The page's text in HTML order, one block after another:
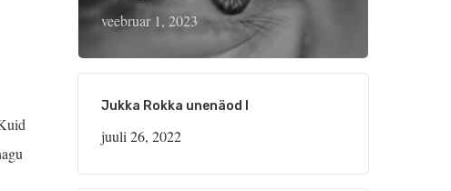
veebruar 1, 2023
Jukka Rokka unenäod I
juuli 26, 2022